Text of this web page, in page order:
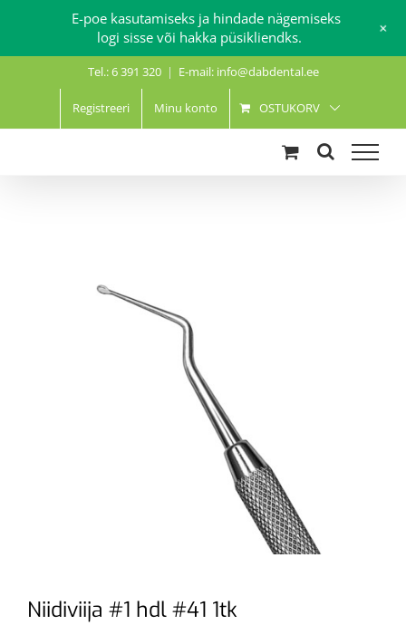
Tel.: 6 391 320 | E-mail: info@dabdental.ee
Registreeri Minu konto OSTUKORV
Niidiviija #1 hdl #41 1tk
E-poe kasutamiseks ja hindade nägemiseks
logi sisse või hakka püsikliendks.
+